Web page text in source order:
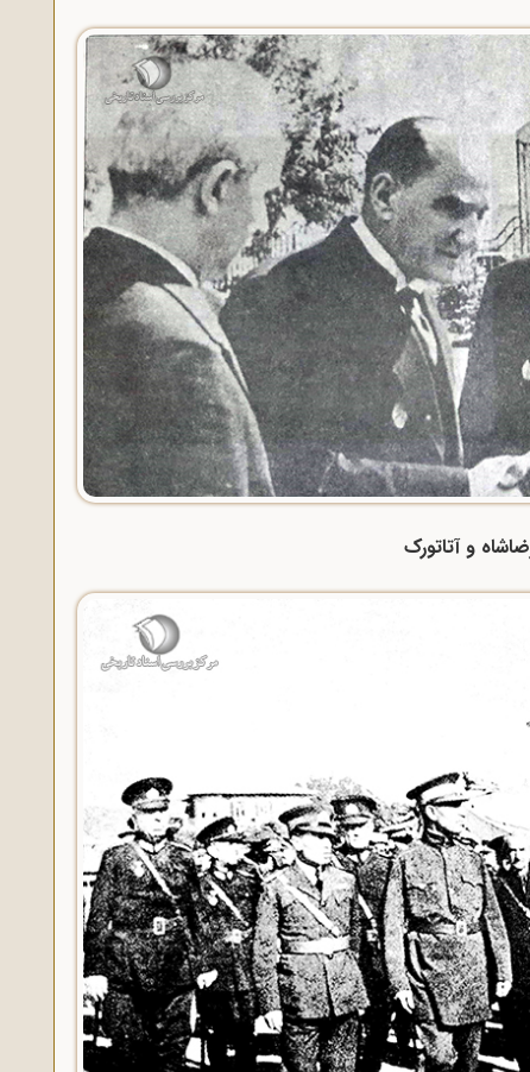
و آتاتورک